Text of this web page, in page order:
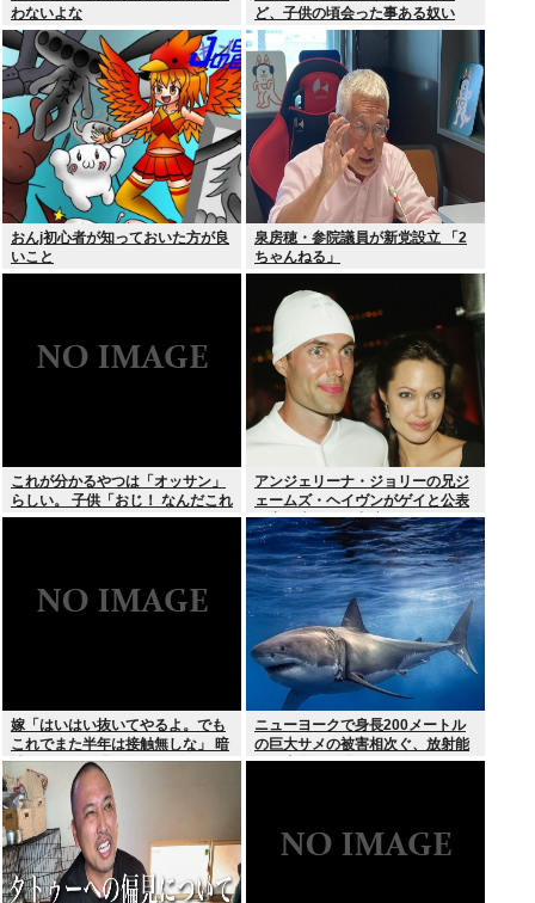
わないよな
ど、子供の頃会った事ある奴い
る？？
おんj初心者が知っておいた方が良
いこと
泉房穂・参院議員が新党設立 「2
ちゃんねる」
これが分かるやつは「オッサン」
らしい。 子供「おじ！ なんだこれ
は！」
アンジェリーナ・ジョリーの兄ジ
ェームズ・ヘイヴンがゲイと公表
元妻の生配信に出演しカミングア
ウト ヤフコメ「顔見ればわかる」
嫁「はいはい抜いてやるよ。でも
これでまた半年は接触無しな」 暗
黙のこれツラ過ぎるだろ
ニューヨークで身長200メートル
の巨大サメの被害相次ぐ、放射能
で巨大化した恐れ、Yahooニュー